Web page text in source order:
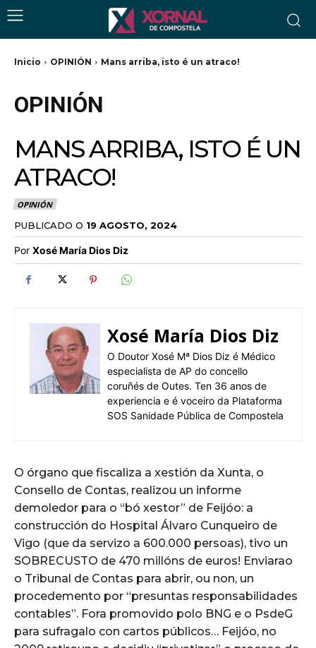
Inicio OPINIÓN Mans arriba, isto é un atraco!
OPINIÓN
MANS ARRIBA, ISTO É UN
ATRACO!
OPINIÓN
PUBLICADO O 19 AGOSTO, 2024
Por Xosé María Dios Diz
Xosé María Dios Diz
O Doutor Xosé Mª Dios Diz é Médico
especialista de AP do concello
coruñés de Outes. Ten 36 anos de
experiencia e é voceiro da Plataforma
SOS Sanidade Pública de Compostela
O órgano que fiscaliza a xestión da Xunta, o
Consello de Contas, realizou un informe
demoledor para o “bó xestor” de Feijóo: a
construcción do Hospital Álvaro Cunqueiro de
Vigo (que da servizo a 600.000 persoas), tivo un
SOBRECUSTO de 470 millóns de euros! Enviarao
o Tribunal de Contas para abrir, ou non, un
procedemento por “presuntas responsabilidades
contables”. Fora promovido polo BNG e o PsdeG
para sufragalo con cartos públicos… Feijóo, no